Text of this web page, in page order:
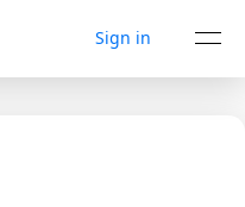
Sign in